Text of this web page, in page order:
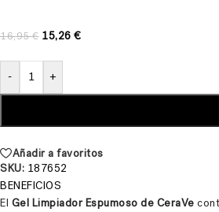
16,95€ 15,26 €
- +
Añadir a favoritos
SKU: 187652
BENEFICIOS
El Gel Limpiador Espumoso de CeraVe